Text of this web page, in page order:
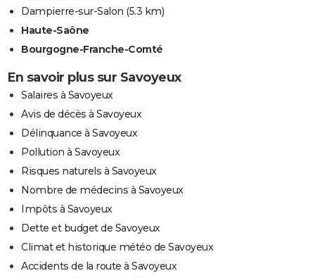
Dampierre-sur-Salon (5.3 km)
Haute-Saône
Bourgogne-Franche-Comté
En savoir plus sur Savoyeux
Salaires à Savoyeux
Avis de décès à Savoyeux
Délinquance à Savoyeux
Pollution à Savoyeux
Risques naturels à Savoyeux
Nombre de médecins à Savoyeux
Impôts à Savoyeux
Dette et budget de Savoyeux
Climat et historique météo de Savoyeux
Accidents de la route à Savoyeux